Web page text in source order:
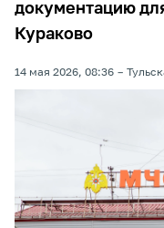
документацию
Кураково
14 мая 2026, 08:36